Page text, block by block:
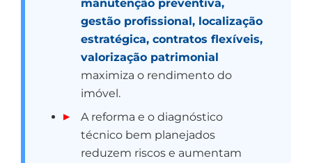
manutenção preventiva,
gestão profissional, localização
estratégica, contratos flexíveis,
valorização patrimonial
maximiza o rendimento do
imóvel.
A reforma e o diagnóstico
técnico bem planejados
reduzem riscos e aumentam